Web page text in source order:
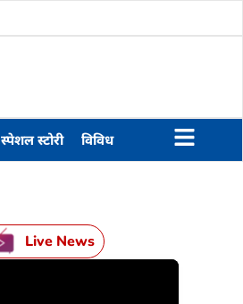
स्पेशल स्टोरी विविध
Live News